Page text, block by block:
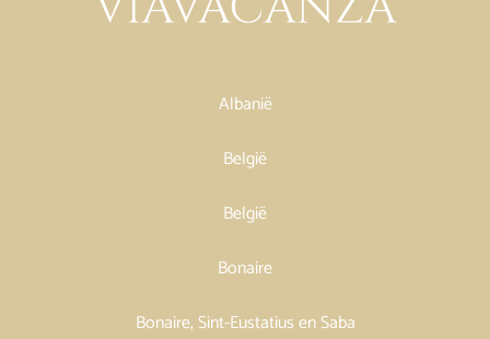
Albanië
België
België
Bonaire
Bonaire, Sint-Eustatius en Saba